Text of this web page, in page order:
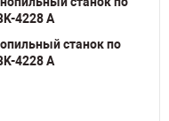
станок по
4228 A